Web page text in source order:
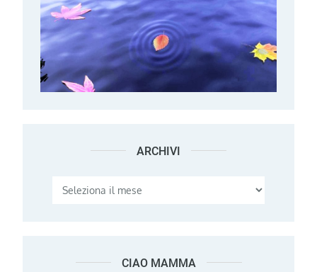
ARCHIVI Archivi
CIAO MAMMA